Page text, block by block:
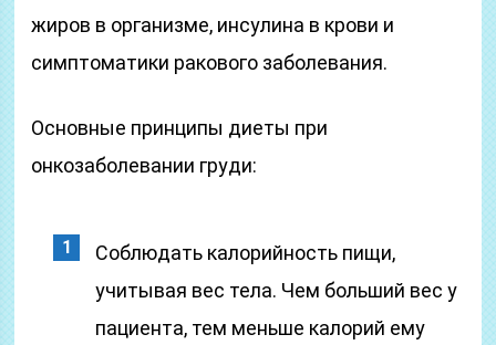
жиров в организме, инсулина в крови и
симптоматики ракового заболевания.
Основные принципы диеты при
онкозаболевании груди:
Соблюдать калорийность пищи,
учитывая вес тела. Чем больший вес у
пациента, тем меньше калорий ему